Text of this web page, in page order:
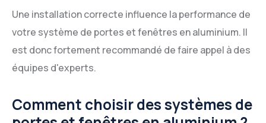
Une installation correcte influence la performance de
votre système de portes et fenêtres en aluminium. Il
est donc fortement recommandé de faire appel à des
équipes d'experts.
Comment choisir des systèmes de